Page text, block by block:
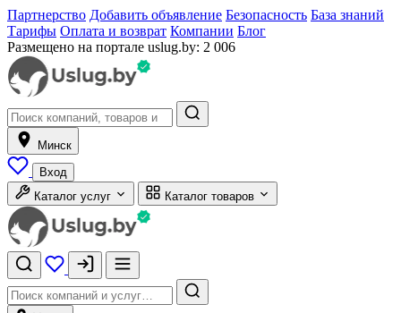
Партнерство Добавить объявление Безопасность База знаний
Тарифы Оплата и возврат Компании Блог
Размещено на портале uslug.by: 2 006
Минск
Вход
Каталог услуг
Каталог товаров